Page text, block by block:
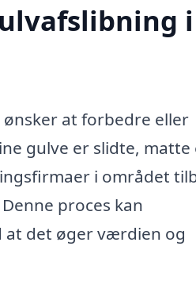
i
ønsker at forbedre eller
gulve er slidte, matte
i området
proces kan
at det øger værdien og